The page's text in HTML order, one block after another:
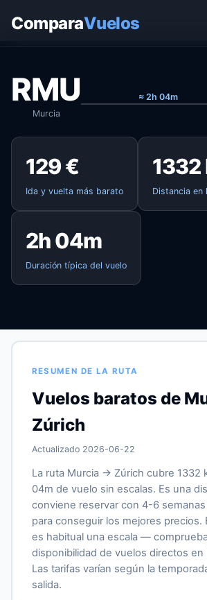
ComparaVuelos
RMU
Murcia
≈ 2h 04m
129 €
Ida y vuelta más barato
1332
Distancia en
2h 04m
Duración típica del vuelo
RESUMEN DE LA RUTA
Vuelos baratos de
Zúrich
Actualizado 2026-06-22
La ruta Murcia → Zúrich cubre 1332
04m de vuelo sin escalas. Es una
conviene reservar con 4-6
para conseguir los mejores precios.
es habitual una escala —
disponibilidad de vuelos directos en
Las tarifas varían según la
salida.